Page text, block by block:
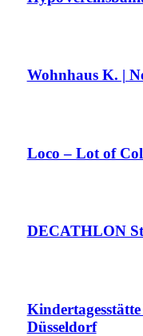
Wohnhaus K. |
Loco – Lot of
DECATHLON
Düsseldorf